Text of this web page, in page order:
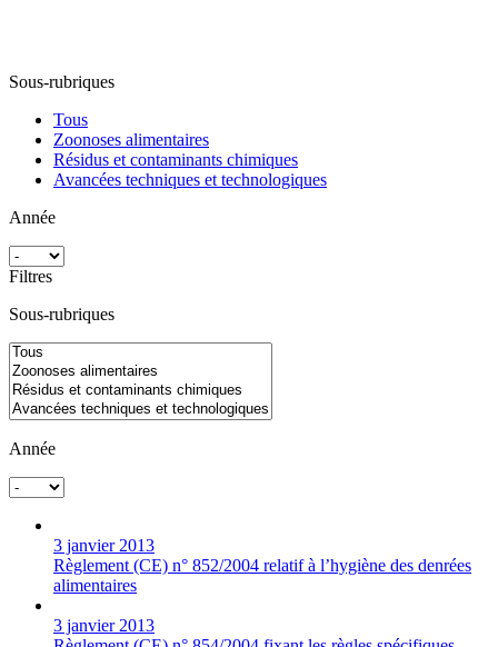
Sous-rubriques
Tous
Zoonoses alimentaires
Résidus et contaminants chimiques
Avancées techniques et technologiques
Année
Filtres
Sous-rubriques
Année
3 janvier 2013
Règlement (CE) n° 852/2004 relatif à l’hygiène des denrées
alimentaires
3 janvier 2013